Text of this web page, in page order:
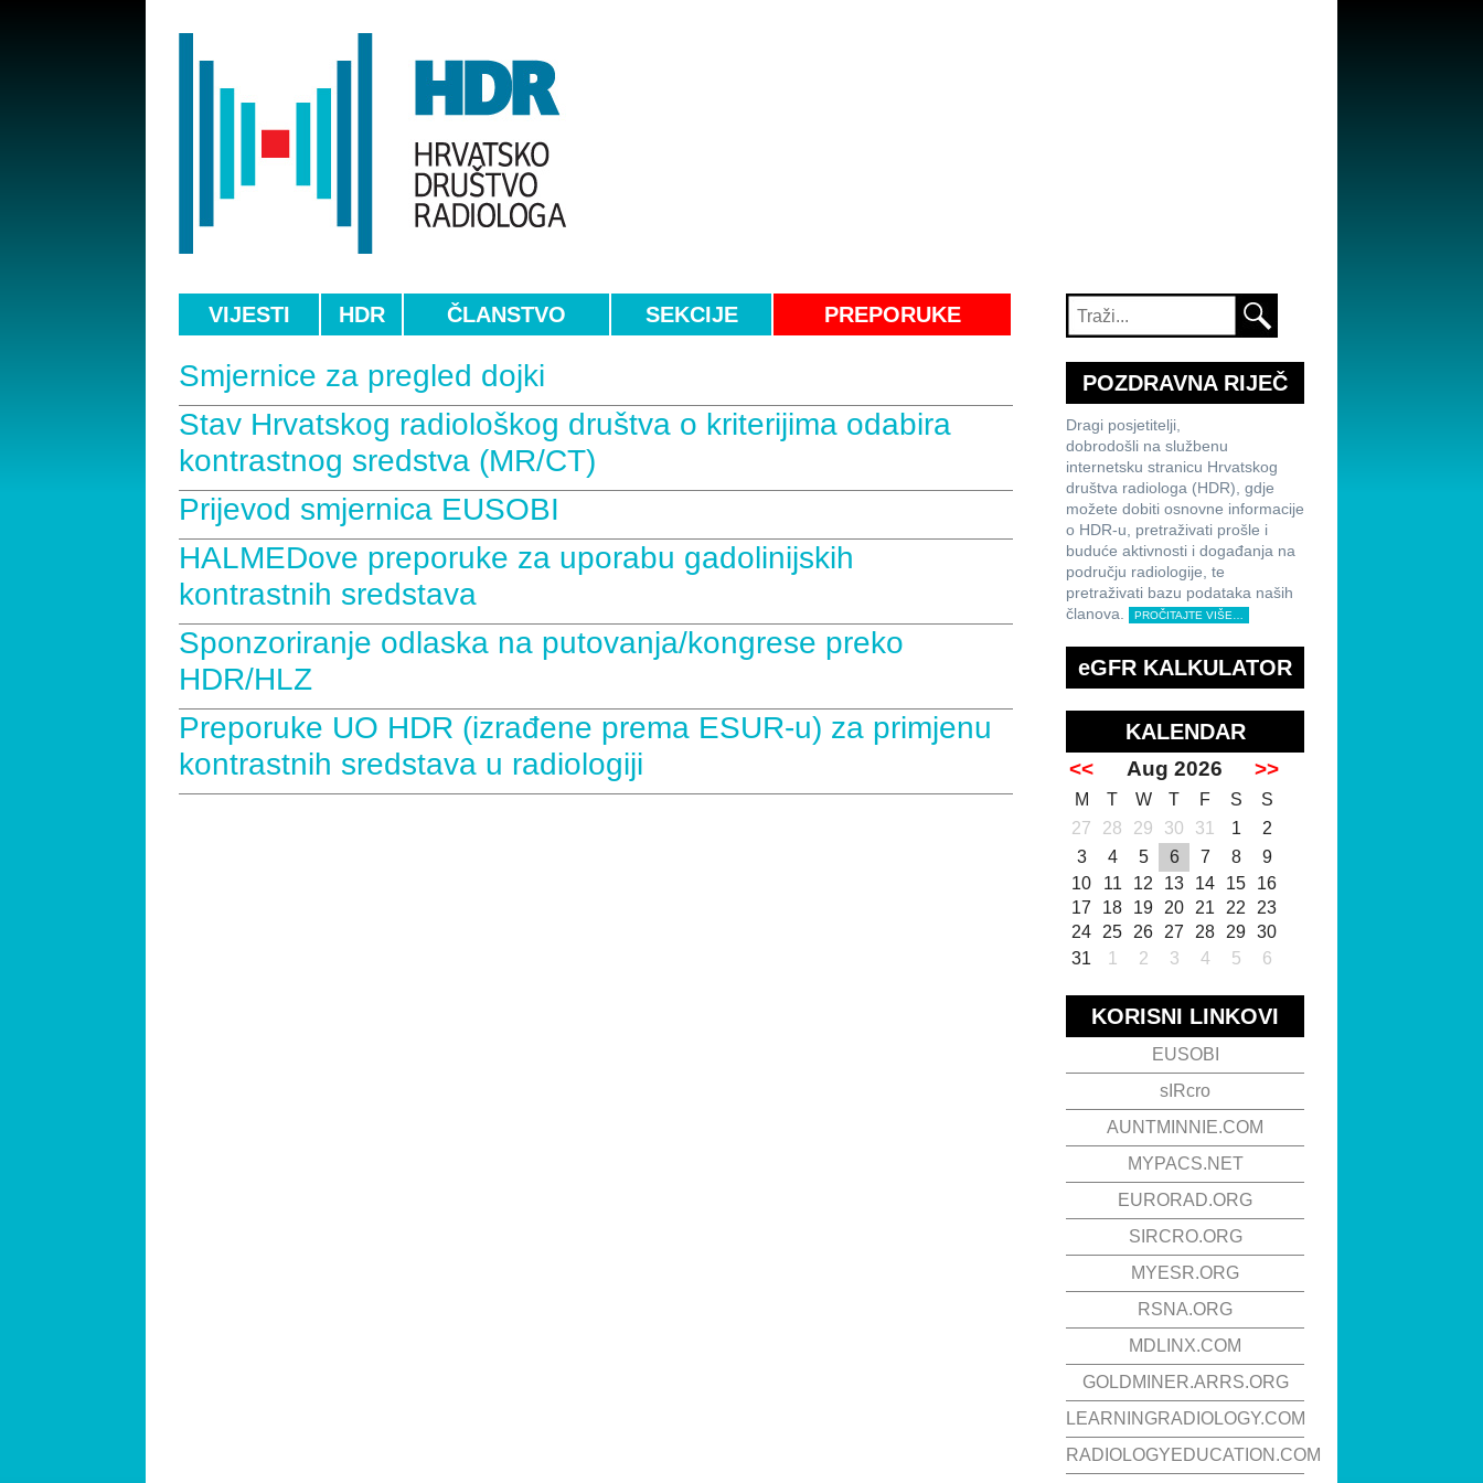
VIJESTI HDR ČLANSTVO SEKCIJE PREPORUKE
POZDRAVNA RIJEČ
Dragi posjetitelji,
dobrodošli na službenu
internetsku stranicu Hrvatskog
društva radiologa (HDR), gdje
možete dobiti osnovne informacije
o HDR-u, pretraživati prošle i
buduće aktivnosti i događanja na
području radiologije, te
pretraživati bazu podataka naših
članova.
PROČITAJTE VIŠE…
eGFR KALKULATOR
KALENDAR
<< Aug 2026 >>
M T W T F S
S
27
28 29 30 31 1
2
3
4 5 6 7 8
9
10
11 12 13 14 15
16
17
18 19 20 21 22
23
24
25 26 27 28 29 30
31
1 2 3 4 5 6
KORISNI LINKOVI
EUSOBI
sIRcro
AUNTMINNIE.COM
MYPACS.NET
EURORAD.ORG
SIRCRO.ORG
MYESR.ORG
RSNA.ORG
MDLINX.COM
GOLDMINER.ARRS.ORG
LEARNINGRADIOLOGY.COM
RADIOLOGYEDUCATION.COM
Smjernice za pregled dojki
Stav Hrvatskog radiološkog društva o kriterijima odabira
kontrastnog sredstva (MR/CT)
Prijevod smjernica EUSOBI
HALMEDove preporuke za uporabu gadolinijskih
kontrastnih sredstava
Sponzoriranje odlaska na putovanja/kongrese preko
HDR/HLZ
Preporuke UO HDR (izrađene prema ESUR-u) za primjenu
kontrastnih sredstava u radiologiji